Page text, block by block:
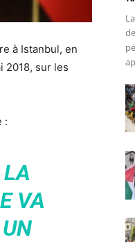
à Istanbul, en
2018, sur les
:
VA